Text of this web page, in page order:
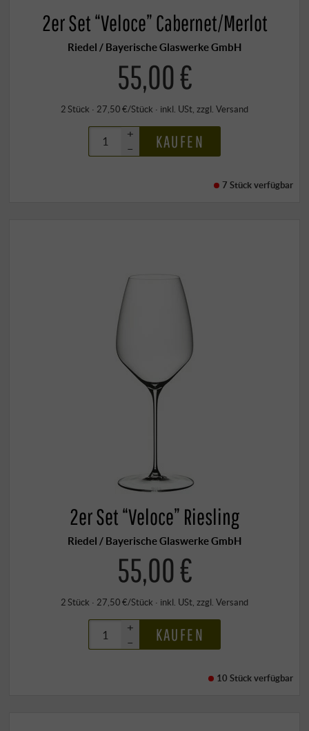
2er Set “Veloce” Cabernet/Merlot
Riedel / Bayerische Glaswerke GmbH
55,00 €
2 Stück · 27,50 €/Stück · inkl. USt , zzgl. Versand
+
–
KAUFEN
7 Stückverfügbar
2er Set “Veloce” Riesling
Riedel / Bayerische Glaswerke GmbH
55,00 €
2 Stück · 27,50 €/Stück · inkl. USt , zzgl. Versand
+
–
KAUFEN
10 Stückverfügbar